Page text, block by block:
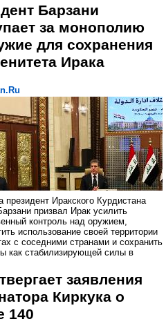
Барзани
за монополию
для сохранения
Ирака
президент Иракского Курдистана
призвал Ирак усилить
контроль над оружием,
использование своей территории
с соседними странами и сохранить
как стабилизирующей силы в
заявления
Киркука о
140